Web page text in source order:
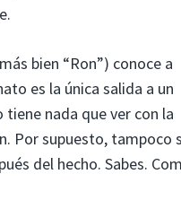
bien “Ron”) conoce a
es la única salida a un
nada que ver con la
Por supuesto, tampoco
del hecho. Sabes.